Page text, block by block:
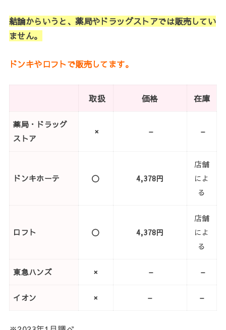
結論からいうと、薬局やドラッグストアでは販売してい
ません。
ドンキやロフトで販売してます。
取扱 価格 在庫
薬局・ドラッグ
ストア
× – –
ドンキホーテ 〇 4,378円
店舗
によ
る
ロフト 〇 4,378円
店舗
によ
る
東急ハンズ × – –
イオン × – –